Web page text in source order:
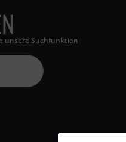
unsere Suchfunktion